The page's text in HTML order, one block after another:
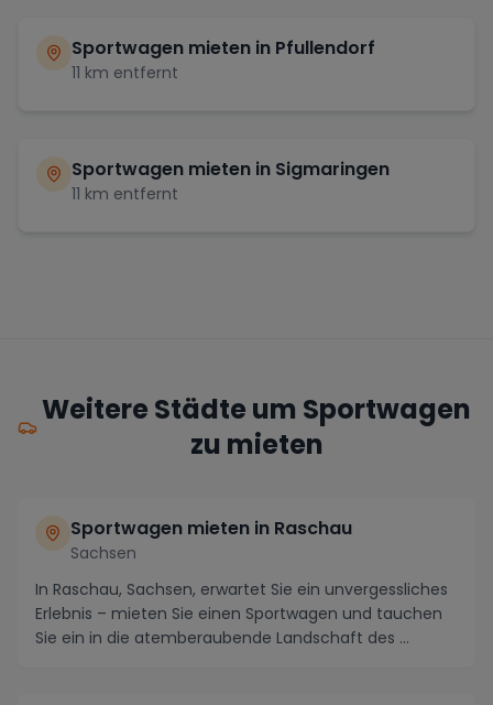
Sportwagen mieten in Pfullendorf
11 km entfernt
Sportwagen mieten in Sigmaringen
11 km entfernt
Weitere Städte um Sportwagen
zu mieten
Sportwagen mieten in Raschau
Sachsen
In Raschau, Sachsen, erwartet Sie ein unvergessliches
Erlebnis – mieten Sie einen Sportwagen und tauchen
Sie ein in die atemberaubende Landschaft des ...